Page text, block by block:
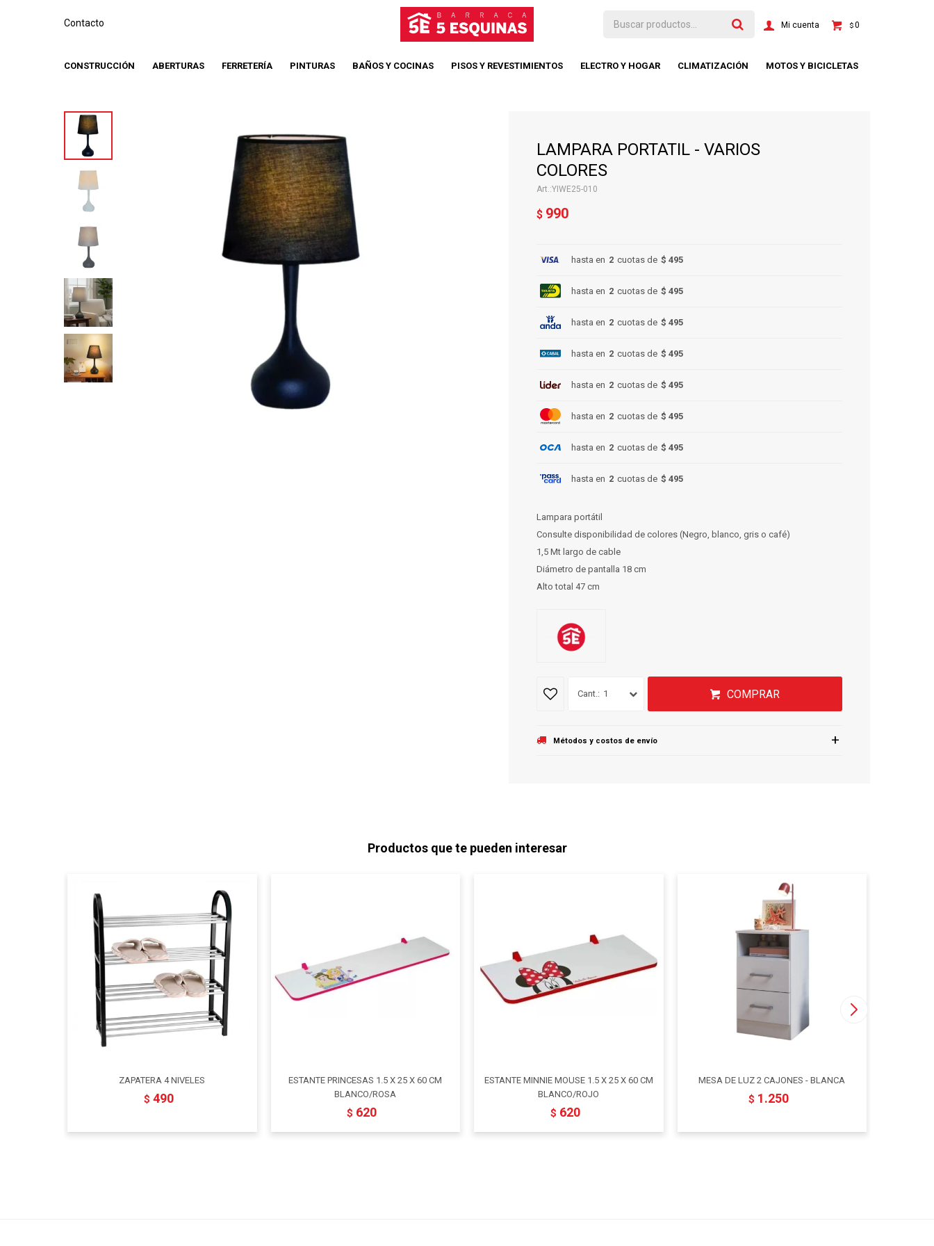
CONSTRUCCIÓN ABERTURAS FERRETERÍA PINTURAS BAÑOS Y COCINAS PISOS Y REVESTIMIENTOS ELECTRO Y HOGAR CLIMATIZACIÓN MOTOS Y BICICLETAS
$0
Contacto
LAMPARA PORTATIL - VARIOS
COLORES
YIWE25-010
$ 990
hasta en 2 cuotas de $ 495
hasta en 2 cuotas de $ 495
hasta en 2 cuotas de $ 495
hasta en 2 cuotas de $ 495
hasta en 2 cuotas de $ 495
hasta en 2 cuotas de $ 495
hasta en 2 cuotas de $ 495
hasta en 2 cuotas de $ 495
Lampara portátil
Consulte disponibilidad de colores (Negro, blanco, gris o café)
1,5 Mt largo de cable
Diámetro de pantalla 18 cm
Alto total 47 cm
1 COMPRAR
Métodos y costos de envío
Productos que te pueden interesar
ZAPATERA 4 NIVELES
$ 490
ESTANTE PRINCESAS 1.5 X 25 X 60 CM
BLANCO/ROSA
$ 620
ESTANTE MINNIE MOUSE 1.5 X 25 X 60 CM
BLANCO/ROJO
$ 620
MESA DE LUZ 2 CAJONES - BLANCA
$ 1.250